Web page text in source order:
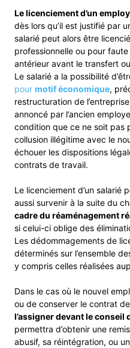
Le licenciement d’un
dès lors qu’il est justifié par
salarié peut alors être
professionnelle ou pour
antérieur avant le transfert
Le salarié a la possibilité
pour motif économique,
restructuration de
annoncé par l’ancien
condition que ce ne soit pas
collusion illégitime avec le
échouer les dispositions
contrats de travail.
Le licenciement d’un salarié
aussi survenir à la suite du
cadre du réaménagement
si celui-ci oblige des
Les dédommagements de
déterminés sur l’ensemble
y compris celles réalisées
Dans le cas où le nouvel
ou de conserver le contrat
l’assigner devant le conseil
permettra d’obtenir une
abusif, sa réintégration, ou